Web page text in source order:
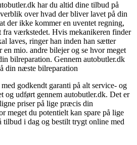
har du altid dine tilbud på
over hvad der bliver lavet på din
der ikke kommer en uventet regning,
fra værkstedet. Hvis mekanikeren finder
laves, ringer han inden han sætter
en mio. andre bilejer og se hvor meget
bilreparation. Gennem autobutler.dk
din næste bilreparation
godkendt garanti på alt service- og
og udført gennem autobutler.dk. Det er
priser på lige præcis din
meget du potentielt kan spare på lige
i dag og bestilt trygt online med